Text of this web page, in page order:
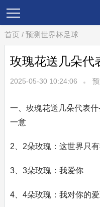
首页 / 预测世界杯足球
玫瑰花送几朵代
2025-05-30 10:24:06
一、玫瑰花送几朵代表
一意
2、2朵玫瑰：这世界只
3、3朵玫瑰：我爱你
4、4朵玫瑰：我对你的